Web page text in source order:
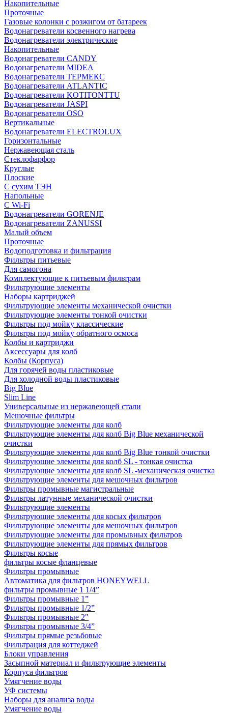
Накопительные
Проточные
Газовые колонки с розжигом от батареек
Водонагреватели косвенного нагрева
Водонагреватели электрические
Накопительные
Водонагреватели CANDY
Водонагреватели MIDEA
Водонагреватели ТЕРМЕКС
Водонагреватели ATLANTIC
Водонагреватели KOTITONTTU
Водонагреватели JASPI
Водонагреватели OSO
Вертикальные
Водонагреватели ELECTROLUX
Горизонтальные
Нержавеющая сталь
Стеклофарфор
Круглые
Плоские
С сухим ТЭН
Напольные
С Wi-Fi
Водонагреватели GORENJE
Водонагреватели ZANUSSI
Малый объем
Проточные
Водоподготовка и фильтрация
Фильтры питьевые
Для самогона
Комплектующие к питьевым фильтрам
Фильтрующие элементы
Наборы картриджей
Фильтрующие элементы механической очистки
Фильтрующие элементы тонкой очистки
Фильтры под мойку классические
Фильтры под мойку обратного осмоса
Колбы и картриджи
Аксессуары для колб
Колбы (Корпуса)
Для горячей воды пластиковые
Для холодной воды пластиковые
Big Blue
Slim Line
Универсальные из нержавеющей стали
Мешочные фильтры
Фильтрующие элементы для колб
Фильтрующие элементы для колб Big Blue механической
очистки
Фильтрующие элементы для колб Big Blue тонкой очистки
Фильтрующие элементы для колб SL - тонкая очистка
Фильтрующие элементы для колб SL -механическая очистка
Фильтрующие элементы для мешочных фильтров
Фильтры промывные магистральные
Фильтры латунные механической очистки
Фильтрующие элементы
Фильтрующие элементы для косых фильтров
Фильтрующие элементы для мешочных фильтров
Фильтрующие элементы для промывных фильтров
Фильтрующие элементы для прямых фильтров
Фильтры косые
фильтры косые фланцевые
Фильтры промывные
Автоматика для фильтров HONEYWELL
фильтры промывные 1 1/4”
Фильтры промывные 1”
Фильтры промывные 1/2”
Фильтры промывные 2"
Фильтры промывные 3/4”
Фильтры прямые резьбовые
Фильтрация для коттеджей
Блоки управления
Засыпной материал и фильтрующие элементы
Корпуса фильтров
Умягчение воды
УФ системы
Наборы для анализа воды
Умягчение воды